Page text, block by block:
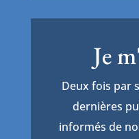
Je
Deux fois par
dernières
informés de